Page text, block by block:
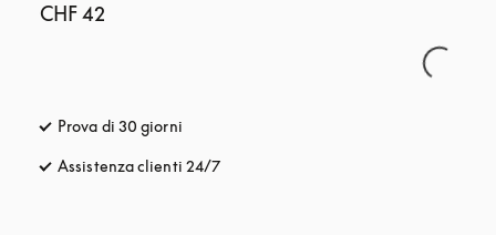
CHF 42
Prova di 30 giorni
Assistenza clienti 24/7